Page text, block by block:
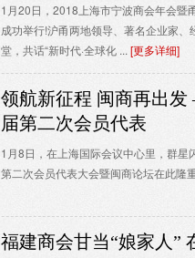
1月20日，2018上海市宁波商会年会暨
成功举行!沪甬两地领导、著名企业家
堂，共话“新时代·全球化 ... [更多详细]
领航新征程 闽商再出
届第二次会员代表
1月8日，在上海国际会议中心里，群
第二次会员代表大会暨闽商论坛在此隆
福建商会甘当“娘家人”